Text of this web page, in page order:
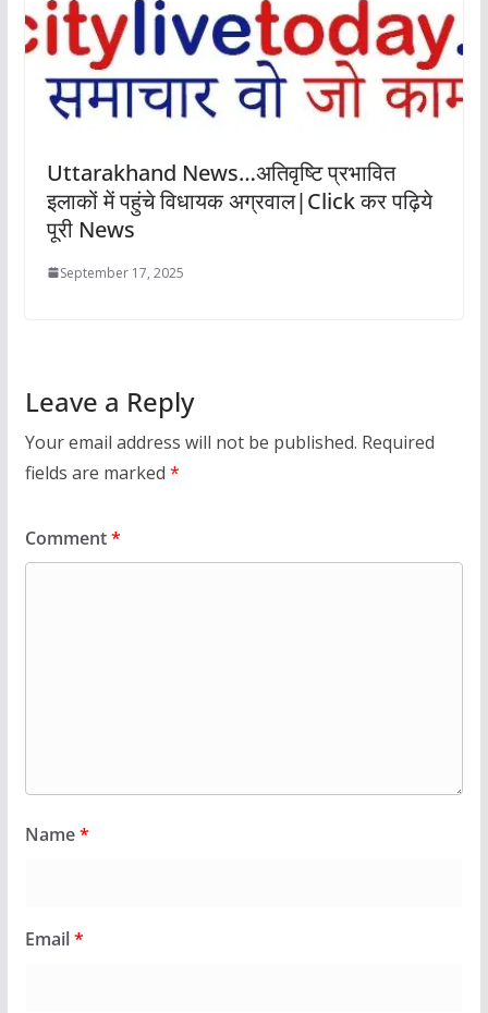
Uttarakhand News…अतिवृष्टि प्रभावित
इलाकों में पहुंचे विधायक अग्रवाल|Click कर पढ़िये
पूरी News
September 17, 2025
Leave a Reply
Your email address will not be published. Required
fields are marked *
Comment*
Name*
Email*